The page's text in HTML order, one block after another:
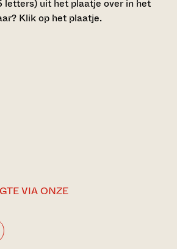
letters) uit het plaatje over in het
Klik op het plaatje.
VIA ONZE